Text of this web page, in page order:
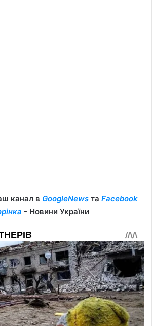
канал в GoogleNews та Facebook
- Новини України